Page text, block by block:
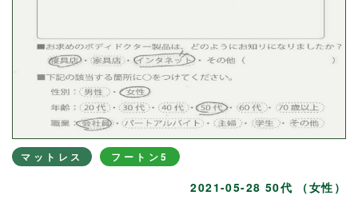
マットレス フートン5
2021-05-28 50代 （女性）